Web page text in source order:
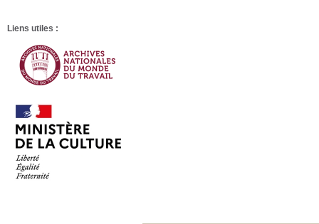
Liens utiles :